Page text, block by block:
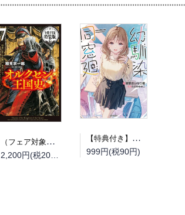
（フェア対象商品）【予約】【特典付き】オルクセン王国史~野蛮なオークの国は、如何にして平和なエルフの国を焼き払うに至ったか~ 7 小冊子付き特装版（08/12頃発送予定）
【特典付き】幼馴染同窓廻
999円(税90円)